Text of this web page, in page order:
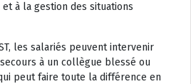
à la gestion des situations
les salariés peuvent intervenir
à un collègue blessé ou
peut faire toute la différence en